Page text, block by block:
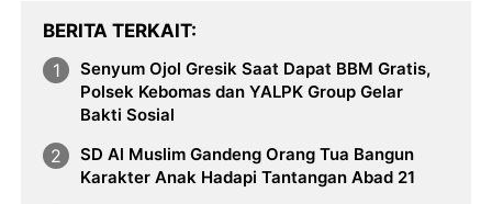
BERITA TERKAIT
Senyum Ojol Gresik Saat Dapat BBM Gratis,
Polsek Kebomas dan YALPK Group Gelar
Bakti Sosial
SD Al Muslim Gandeng Orang Tua Bangun
Karakter Anak Hadapi Tantangan Abad 21